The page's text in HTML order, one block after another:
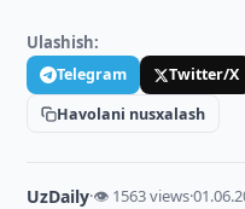
Ulashish:
Telegram Twitter/X
Havolani nusxalash
UzDaily·👁 1563 views·